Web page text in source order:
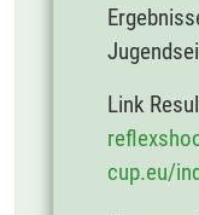
Link
cup.eu/